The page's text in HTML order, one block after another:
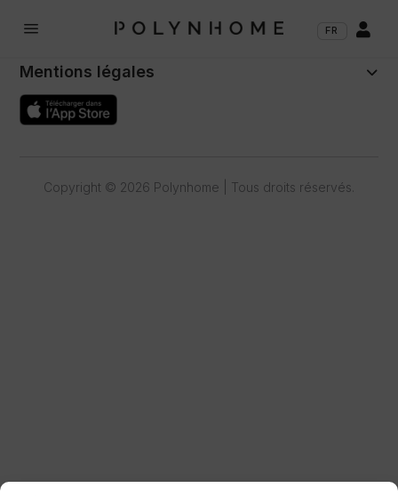
a FR 
Mentions légales
Copyright © 2026 Polynhome | Tous droits réservés.